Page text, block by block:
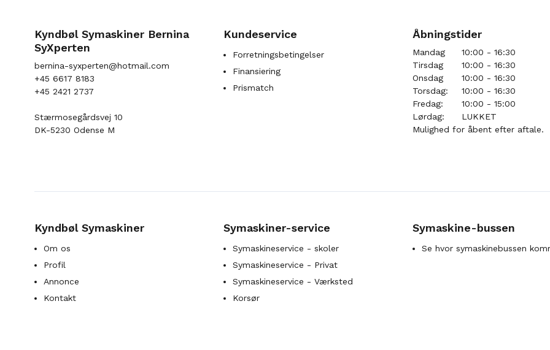
Kyndbøl Symaskiner Bernina
SyXperten
bernina-syxperten@hotmail.com
+45 6617 8183
+45 2421 2737
Stærmosegårdsvej 10
DK-5230 Odense M
Kundeservice
Forretningsbetingelser
Finansiering
Prismatch
Åbningstider
Mandag
10:00 - 16:30
Tirsdag
10:00 - 16:30
Onsdag
10:00 - 16:30
Torsdag:
10:00 - 16:30
Fredag:
10:00 - 15:00
Lørdag:
LUKKET
Mulighed for åbent efter aftale.
Kyndbøl Symaskiner
Om os
Profil
Annonce
Kontakt
Symaskiner-service
Symaskineservice - skoler
Symaskineservice - Privat
Symaskineservice - Værksted
Korsør
Symaskine-bussen
Se hvor symaskinebussen